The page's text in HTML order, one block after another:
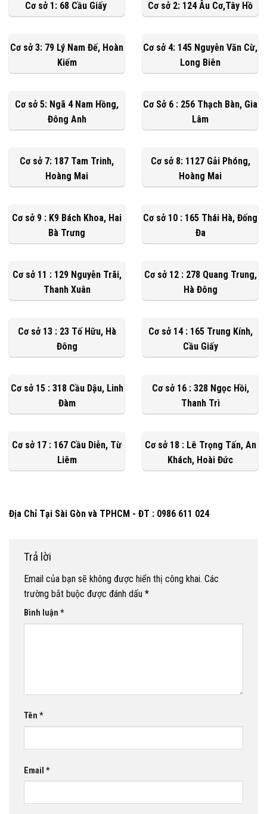
Cơ sở 1: 68 Cầu Giấy Cơ sở 2: 124 Âu Cơ,Tây Hồ
Cơ sở 3: 79 Lý Nam Đế, Hoàn
Kiếm
Cơ sở 4: 145 Nguyễn Văn Cừ,
Long Biên
Cơ sở 5: Ngã 4 Nam Hồng,
Đông Anh
Cơ Sở 6 : 256 Thạch Bàn, Gia
Lâm
Cơ sở 7: 187 Tam Trinh,
Hoàng Mai
Cơ sở 8: 1127 Gải Phóng,
Hoàng Mai
Cơ sở 9 : K9 Bách Khoa, Hai
Bà Trưng
Cơ sở 10 : 165 Thái Hà, Đống
Đa
Cơ sở 11 : 129 Nguyễn Trãi,
Thanh Xuân
Cơ sở 12 : 278 Quang Trung,
Hà Đông
Cơ sở 13 : 23 Tố Hữu, Hà
Đông
Cơ sở 14 : 165 Trung Kính,
Cầu Giấy
Cơ sở 15 : 318 Cầu Dậu, Linh
Đàm
Cơ sở 16 : 328 Ngọc Hồi,
Thanh Trì
Cơ sở 17 : 167 Cầu Diễn, Từ
Liêm
Cơ sở 18 : Lê Trọng Tấn, An
Khách, Hoài Đức
Địa Chỉ Tại Sài Gòn và TPHCM - ĐT : 0986 611 024
Trả lời
Email của bạn sẽ không được hiển thị công khai. Các
trường bắt buộc được đánh dấu *
Bình luận *
Tên *
Email *